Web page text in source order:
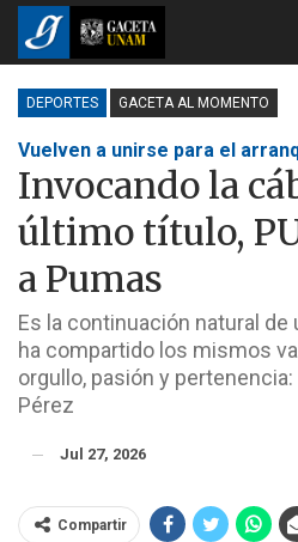
DEPORTES GACETA AL MOMENTO
Vuelven a unirse para el
Invocando la
último título,
a Pumas
Es la continuación natural
ha compartido los mismos
orgullo, pasión y
Pérez
Jul 27, 2026
Compartir